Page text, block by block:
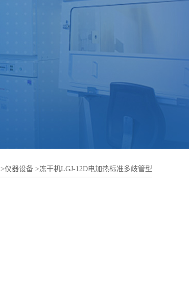
>仪器设备 >冻干机LGJ-12D电加热标准多歧管型